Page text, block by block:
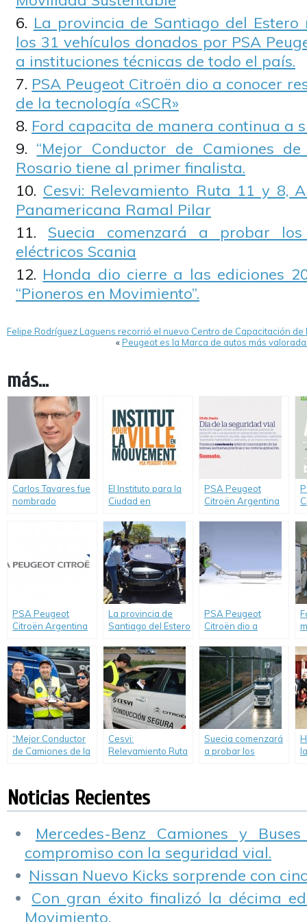
La provincia de Santiago del
los 31 vehículos donados por PSA
a instituciones técnicas de todo el país.
PSA Peugeot Citroën dio a conocer
de la tecnología «SCR»
Ford capacita de manera continua a
“Mejor Conductor de Camiones
Rosario tiene al primer finalista.
Cesvi: Relevamiento Ruta 11 y 8,
Panamericana Ramal Pilar
Suecia comenzará a probar
eléctricos Scania
Honda dio cierre a las ediciones
“Pioneros en Movimiento”.
Felipe Rodríguez Laguens recorrió el nuevo Centro de Capacitación de
«Peugeot es la Marca de autos más
más...
Carlos Tavares fue
nombrado
movimiento”
El Instituto para la
Ciudad en
(IVM)participó en el
Future of Places
PSA Peugeot
Citroën Argentina
compromiso
PSA Peugeot
Citroën Argentina
la Movilidad
Sustentable
La provincia de
Santiago del Estero
de los 31 vehículos
donados por PSA
Peugeot Citroën
Argentina a
instituciones
técnicas de todo el
país.
PSA Peugeot
Citroën dio a
sustentables de la
tecnología «SCR»
“Mejor Conductor
de Camiones de la
primer finalista.
Cesvi:
Relevamiento Ruta
Ramal Pilar
Suecia comenzará
a probar los
Noticias Recientes
Mercedes-Benz Camiones y
compromiso con la seguridad vial.
Nissan Nuevo Kicks sorprende con
Con gran éxito finalizó la décima
Movimiento.